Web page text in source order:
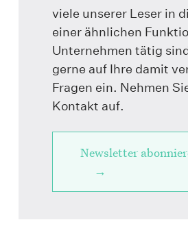
viele unserer Leser in
einer ähnlichen
Unternehmen tätig
gerne auf Ihre damit
Fragen ein. Nehmen
Kontakt auf.
Newsletter